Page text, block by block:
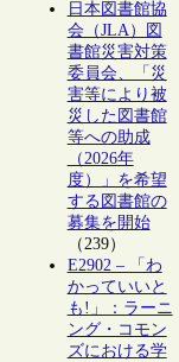
日本図書館協
会（JLA）図
書館災害対策
委員会、「災
害等により被
災した図書館
等への助成
（2026年
度）」を希望
する図書館の
募集を開始
（239）
E2902 – 「わ
かっていいと
も!」：ラーニ
ング・コモン
ズにおける学